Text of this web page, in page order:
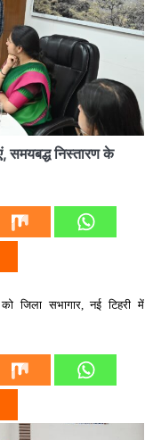
समयबद्ध निस्तारण के
जिला सभागार, नई टिहरी में